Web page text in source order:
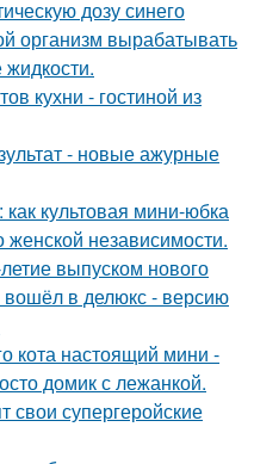
дозу синего
организм вырабатывать
кухни - гостиной из
- новые ажурные
культовая мини-юбка
независимости.
выпуском нового
вошёл в делюкс - версию
кота настоящий мини -
домик с лежанкой.
свои супергеройские